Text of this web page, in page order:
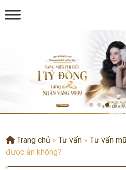
Trang chủ » Tư vấn » Tư vấn
được ăn không?